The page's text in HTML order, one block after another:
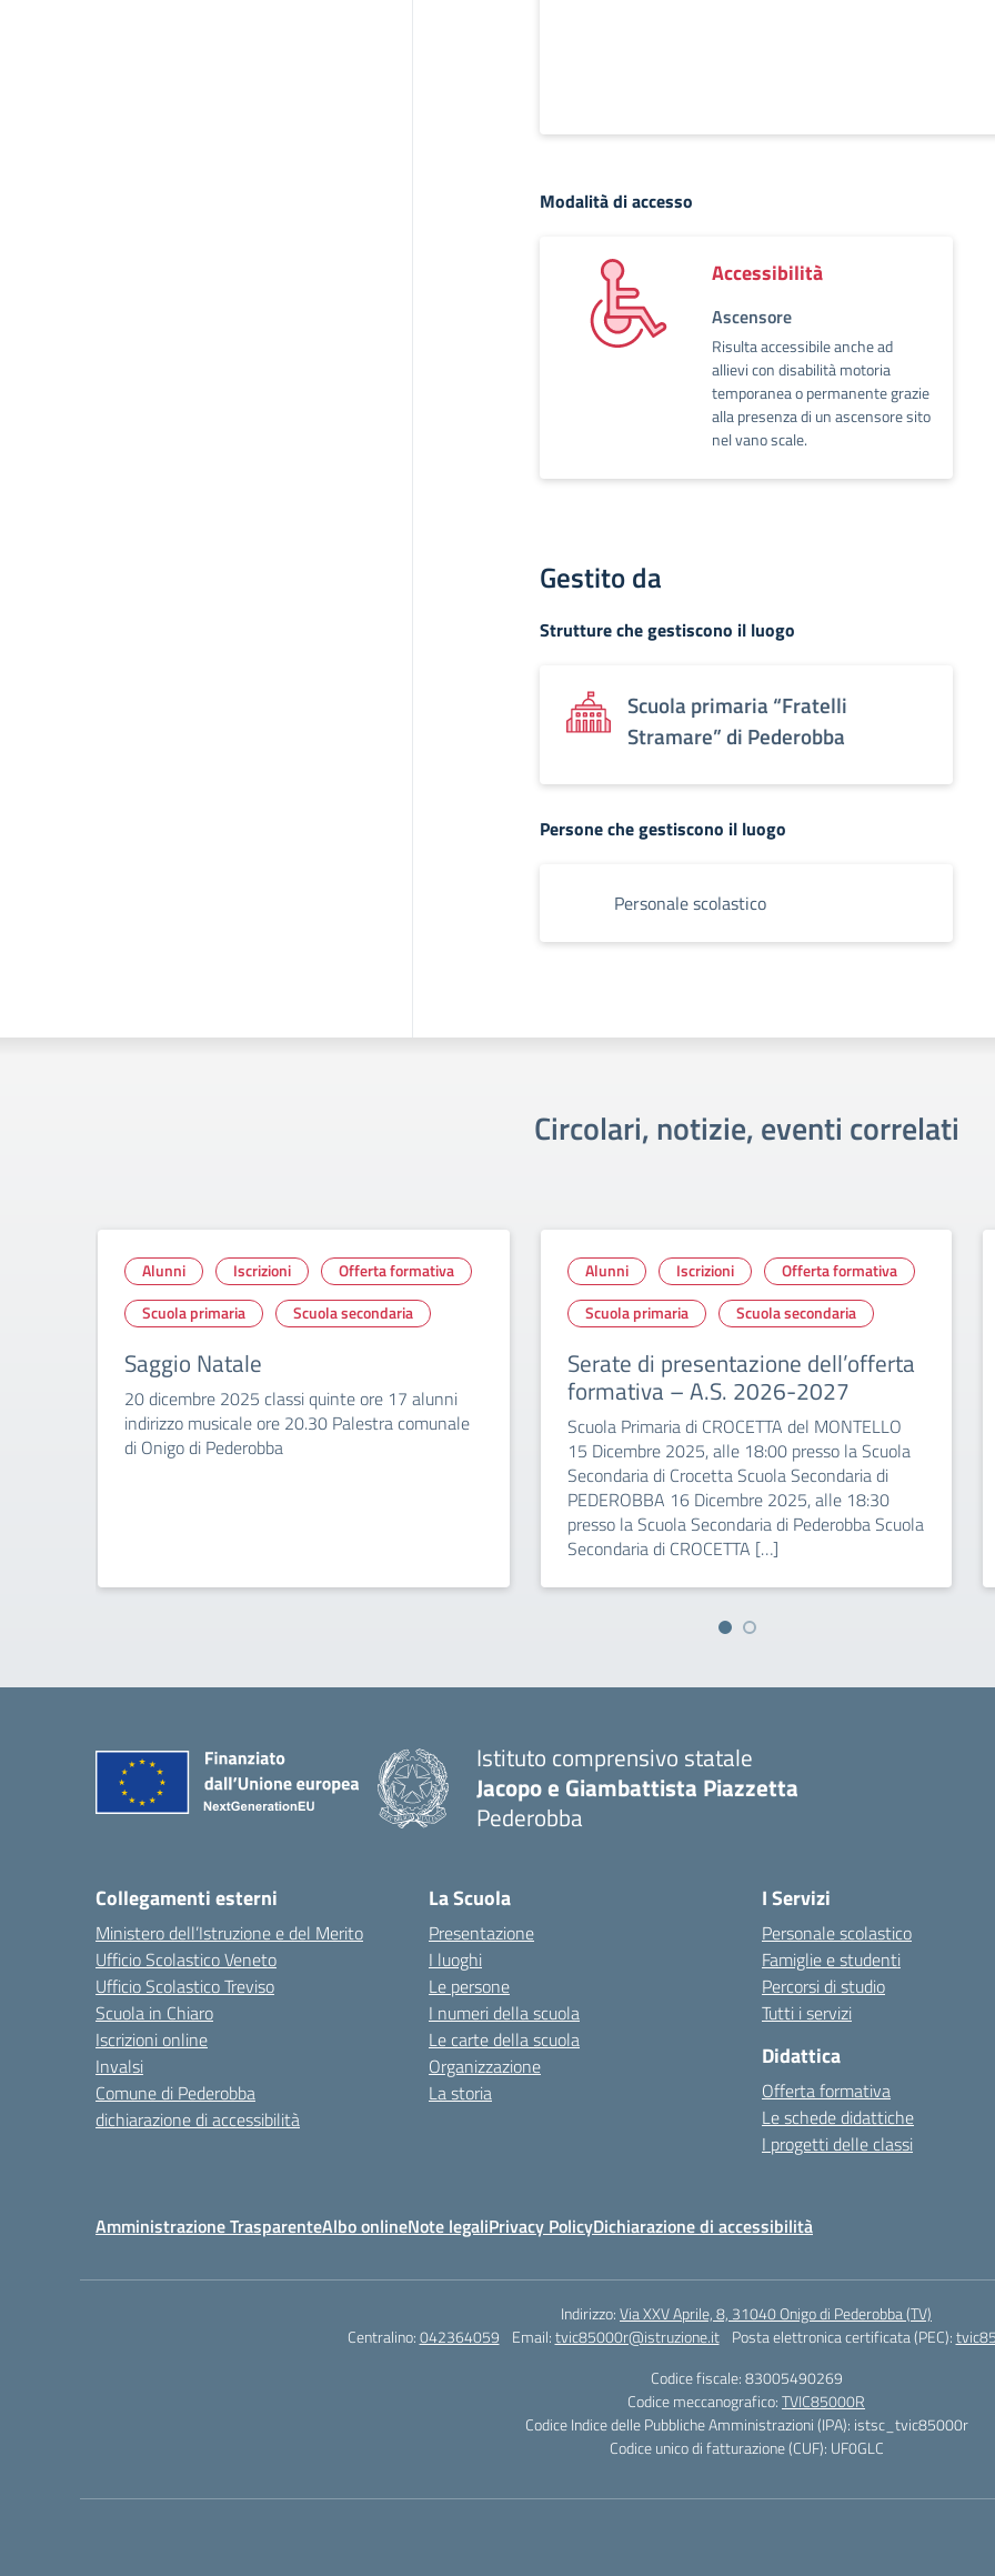
Modalità di accesso
Accessibilità
Ascensore
Risulta accessibile anche ad
allievi con disabilità motoria
temporanea o permanente grazie
alla presenza di un ascensore sito
nel vano scale.
Gestito da
Strutture che gestiscono il luogo
Scuola primaria “Fratelli
Stramare” di Pederobba
Persone che gestiscono il luogo
Personale scolastico
Circolari, notizie, eventi correlati
Alunni Iscrizioni
Offerta formativa
Scuola primaria
Scuola secondaria
Saggio Natale
20 dicembre 2025 classi quinte ore 17 alunni
indirizzo musicale ore 20.30 Palestra comunale
di Onigo di Pederobba
Alunni Iscrizioni
Offerta formativa
Scuola primaria
Scuola secondaria
Serate di presentazione dell’offerta
formativa – A.S. 2026-2027
Scuola Primaria di CROCETTA del MONTELLO
15 Dicembre 2025, alle 18:00 presso la Scuola
Secondaria di Crocetta Scuola Secondaria di
PEDEROBBA 16 Dicembre 2025, alle 18:30
presso la Scuola Secondaria di Pederobba Scuola
Secondaria di CROCETTA […]
Istituto comprensivo statale
Jacopo e Giambattista Piazzetta
Pederobba
Collegamenti esterni
Ministero dell’Istruzione e del Merito
Ufficio Scolastico Veneto
Ufficio Scolastico Treviso
Scuola in Chiaro
Iscrizioni online
Invalsi
Comune di Pederobba
dichiarazione di accessibilità
La Scuola
Presentazione
I luoghi
Le persone
I numeri della scuola
Le carte della scuola
Organizzazione
La storia
I Servizi
Personale scolastico
Famiglie e studenti
Percorsi di studio
Tutti i servizi
Didattica
Offerta formativa
Le schede didattiche
I progetti delle classi
Amministrazione TrasparenteAlbo onlineNote legaliPrivacy PolicyDichiarazione di accessibilità
Indirizzo:Via XXV Aprile, 8, 31040 Onigo di Pederobba (TV)
Centralino:042364059 Email:tvic85000r@istruzione.it Posta elettronica certificata (PEC):
Codice fiscale: 83005490269
Codice meccanografico:TVIC85000R
Codice Indice delle Pubbliche Amministrazioni (IPA): istsc_tvic85000r
Codice unico di fatturazione (CUF): UF0GLC